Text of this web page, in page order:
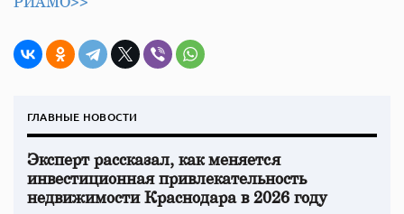
ГЛАВНЫЕ НОВОСТИ
Эксперт рассказал, как меняется
инвестиционная привлекательность
недвижимости Краснодара в 2026 году